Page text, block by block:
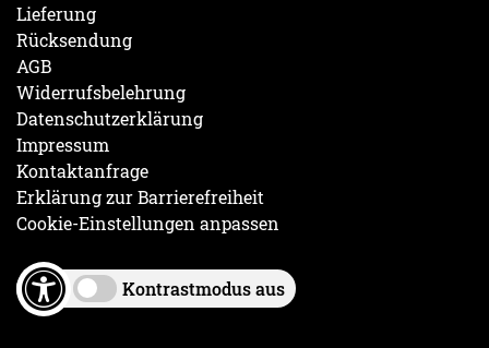
Lieferung
Rücksendung
AGB
Widerrufsbelehrung
Datenschutzerklärung
Impressum
Kontaktanfrage
Erklärung zur Barrierefreiheit
Cookie-Einstellungen anpassen
Kontrastmodus aus